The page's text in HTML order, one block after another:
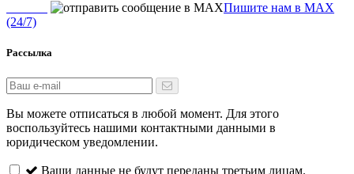
Пишите нам в MAX
(24/7)
Рассылка
Вы можете отписаться в любой момент. Для этого
воспользуйтесь нашими контактными данными в
юридическом уведомлении.
Ваши данные не будут переданы третьим лицам.